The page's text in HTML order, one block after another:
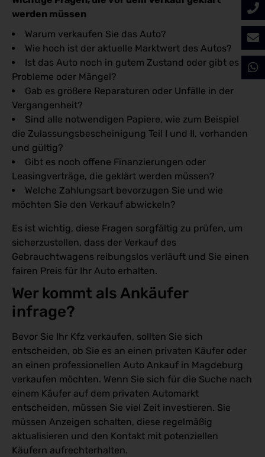
werden müssen
Warum verkaufen Sie das Auto?
Wie hoch ist der aktuelle Marktwert des Autos?
Ist das Auto noch in gutem Zustand oder gibt es
Probleme oder Mängel?
Gab es größere Reparaturen oder Unfälle in der
Vergangenheit?
Sind alle notwendigen Papiere, wie zum Beispiel
die Zulassungsbescheinigung Teil I und II, vorhanden
und gültig?
Gibt es noch offene Finanzierungen oder
Leasingverträge, die geklärt werden müssen?
Welche Zahlungsart bevorzugen Sie und wie
möchten Sie den Verkauf abwickeln?
Es ist wichtig, diese Fragen sorgfältig zu prüfen, um
sicherzustellen, dass der Verkauf des
Gebrauchtwagens reibungslos verläuft und Sie einen
fairen Preis für Ihr Auto erhalten.
Wer kommt als Ankäufer
infrage?
Bevor Sie Ihr Kfz verkaufen, sollten Sie sich
entscheiden, ob Sie es an einen privaten Käufer oder
an einen professionellen Auto Ankauf in Magdeburg
verkaufen möchten. Wenn Sie sich für die Suche nach
einem Käufer auf dem privaten Automarkt
entscheiden, müssen Sie viel Zeit investieren. Sie
müssen Anzeigen schalten, diese regelmäßig
aktualisieren und den Kontakt mit potenziellen
Käufern aufrechterhalten.